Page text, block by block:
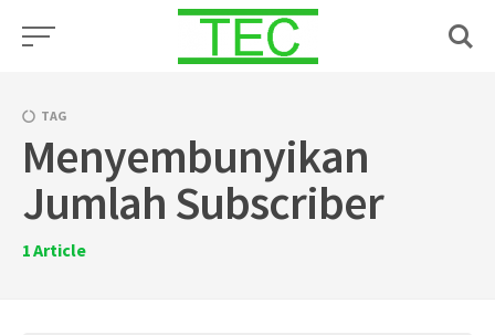
TAG
Menyembunyikan
Jumlah Subscriber
1Article